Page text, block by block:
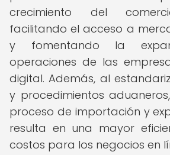
crecimiento del
facilitando el acceso a
y fomentando la
operaciones de las
digital. Además, al
y procedimientos
proceso de importación y
resulta en una mayor
costos para los negocios en